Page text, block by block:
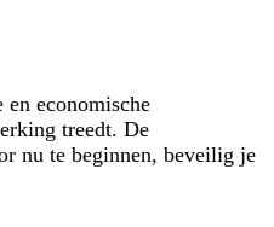
economische
treedt. De
nu te beginnen, beveilig je